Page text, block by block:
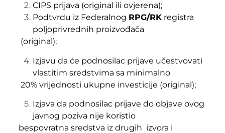
CIPS prijava (original ili ovjerena);
Podtvrdu iz Federalnog RPG/RK registra
poljoprivrednih proizvođača
(original);
Izjavu da će podnosilac prijave učestvovati
vlastitim sredstvima sa minimalno
20% vrijednosti ukupne investicije (original);
Izjava da podnosilac prijave do objave ovog
javnog poziva nije koristio
bespovratna sredstva iz drugih izvora i